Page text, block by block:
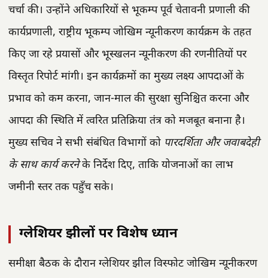
चर्चा की। उन्होंने अधिकारियों से भूकम्प पूर्व चेतावनी प्रणाली की
कार्यप्रणाली, राष्ट्रीय भूकम्प जोखिम न्यूनीकरण कार्यक्रम के तहत
किए जा रहे प्रयासों और भूस्खलन न्यूनीकरण की रणनीतियों पर
विस्तृत रिपोर्ट मांगी। इन कार्यक्रमों का मुख्य लक्ष्य आपदाओं के
प्रभाव को कम करना, जान-माल की सुरक्षा सुनिश्चित करना और
आपदा की स्थिति में त्वरित प्रतिक्रिया तंत्र को मजबूत बनाना है।
मुख्य सचिव ने सभी संबंधित विभागों को पारदर्शिता और जवाबदेही
के साथ कार्य करनेके निर्देश दिए, ताकि योजनाओं का लाभ
जमीनी स्तर तक पहुँच सके।
ग्लेशियर झीलों पर विशेष ध्यान
समीक्षा बैठक के दौरान ग्लेशियर झील विस्फोट जोखिम न्यूनीकरण